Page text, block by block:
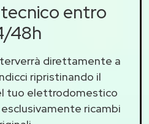
entro
48h
direttamente a
ripristinando il
tuo elettrodomestico
ricambi